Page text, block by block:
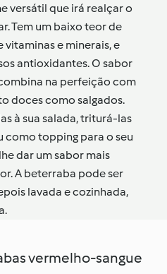
versátil que irá realçar o
Tem um baixo teor de
e minerais, e
antioxidantes. O sabor
na perfeição com
doces como salgados.
à sua salada, triturá-las
como topping para o seu
dar um sabor mais
A beterraba pode ser
lavada e cozinhada,
vermelho-sangue